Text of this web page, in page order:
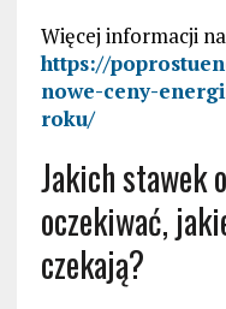
Więcej informacji
https://
nowe-ceny-
roku/
Jakich stawek
oczekiwać,
czekają?